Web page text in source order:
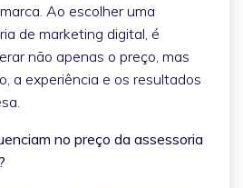
Ao escolher uma
de marketing digital, é
não apenas o preço, mas
a experiência e os resultados
no preço da assessoria